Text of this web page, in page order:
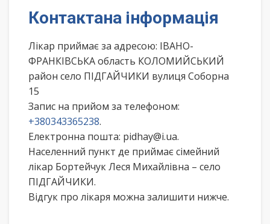
Контактана інформація
Лікар приймає за адресою: ІВАНО-
ФРАНКІВСЬКА область КОЛОМИЙСЬКИЙ
район село ПІДГАЙЧИКИ вулиця Соборна
15
Запис на прийом за телефоном:
+380343365238.
Електронна пошта: pidhay@i.ua.
Населенний пункт де приймає сімейний
лікар Бортейчук Леся Михайлівна – село
ПІДГАЙЧИКИ.
Відгук про лікаря можна залишити нижче.